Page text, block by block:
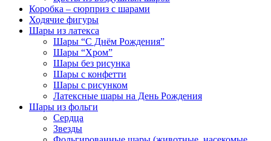
Коробка – сюрприз с шарами
Ходячие фигуры
Шары из латекса
Шары “С Днём Рождения”
Шары “Хром”
Шары без рисунка
Шары с конфетти
Шары с рисунком
Латексные шары на День Рождения
Шары из фольги
Сердца
Звезды